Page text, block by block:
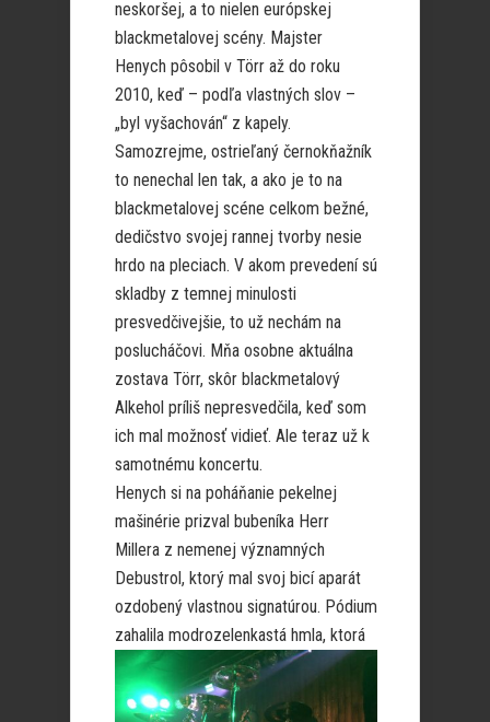
neskoršej, a to nielen európskej
blackmetalovej scény. Majster
Henych pôsobil v Törr až do roku
2010, keď – podľa vlastných slov –
„byl vyšachován“ z kapely.
Samozrejme, ostrieľaný černokňažník
to nenechal len tak, a ako je to na
blackmetalovej scéne celkom bežné,
dedičstvo svojej rannej tvorby nesie
hrdo na pleciach. V akom prevedení sú
skladby z temnej minulosti
presvedčivejšie, to už nechám na
poslucháčovi. Mňa osobne aktuálna
zostava Törr, skôr blackmetalový
Alkehol príliš nepresvedčila, keď som
ich mal možnosť vidieť. Ale teraz už k
samotnému koncertu.
Henych si na poháňanie pekelnej
mašinérie prizval bubeníka Herr
Millera z nemenej významných
Debustrol, ktorý mal svoj bicí aparát
ozdobený vlastnou signatúrou. Pódium
zahalila modrozelenkastá hmla, ktorá